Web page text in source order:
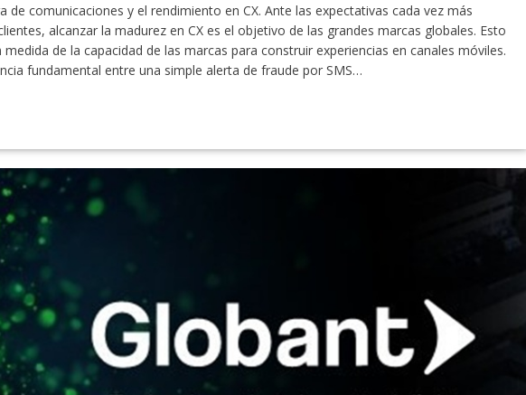
de comunicaciones y el rendimiento en CX. Ante las expectativas cada vez más
alcanzar la madurez en CX es el objetivo de las grandes marcas globales. Esto
medida de la capacidad de las marcas para construir experiencias en canales móviles.
fundamental entre una simple alerta de fraude por SMS…